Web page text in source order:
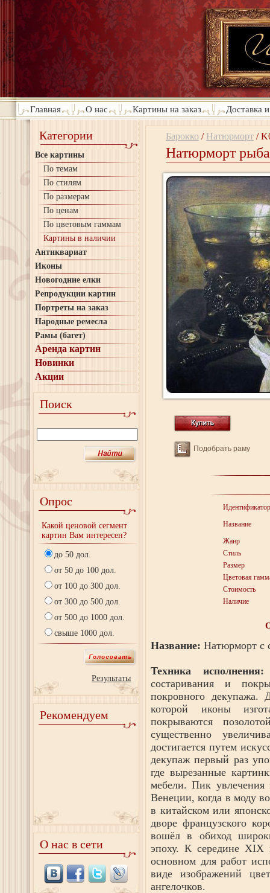
Главная О нас Картины на заказ Доставка
Категории
Все картины
По темам
По стилям
По размерам
По ценам
По цветовым гаммам
Картины в наличии
Антиквариат
Иконы
Новогодние елки
Репродукции картин
Портреты на заказ
Народные ремесла
Рамы (багет)
Аренда картин
Новинки
Акции
Поиск
Опрос
Какой ценовой сегмент
картин Вам интересен?
до 50 дол.
от 50 до 100 дол.
от 100 до 300 дол.
от 300 до 500 дол.
от 500 до 1000 дол.
свыше 1000 дол.
Результаты
Рекомендуем
О нас в сети
Барокко / Натюрморт /
Натюрморт
Подобрать раму
Идентификатор
Название
Жанр
Стиль
Размер
Цветовая
Стоимость
Наличие
Название: Натюрморт с
Техника исполнения:
состаривания и
покровного декупажа.
которой иконы
покрываются
существенно
достигается путем
декупаж первый раз
где вырезанные
мебели. Пик
Венеции, когда в моду
в китайском или
дворе французского
вошёл в обиход
эпоху. К середине XIX
основном для работ
виде изображений
ангелочков.